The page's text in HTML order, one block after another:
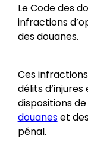
Le Code des
infractions
des douanes.
Ces
délits
dispositions de
douaneset
pénal.